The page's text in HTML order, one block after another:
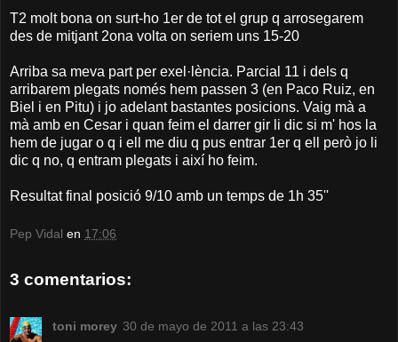
T2 molt bona on surt-ho 1er de tot el grup q arrosegarem
des de mitjant 2ona volta on seriem uns 15-20
Arriba sa meva part per exel·lència. Parcial 11 i dels q
arribarem plegats només hem passen 3 (en Paco Ruiz, en
Biel i en Pitu) i jo adelant bastantes posicions. Vaig mà a
mà amb en Cesar i quan feim el darrer gir li dic si m' hos la
hem de jugar o q i ell me diu q pus entrar 1er q ell però jo li
dic q no, q entram plegats i així ho feim.
Resultat final posició 9/10 amb un temps de 1h 35''
Pep Vidal en 17:06
3 comentarios:
toni morey 30 de mayo de 2011 a las 23:43